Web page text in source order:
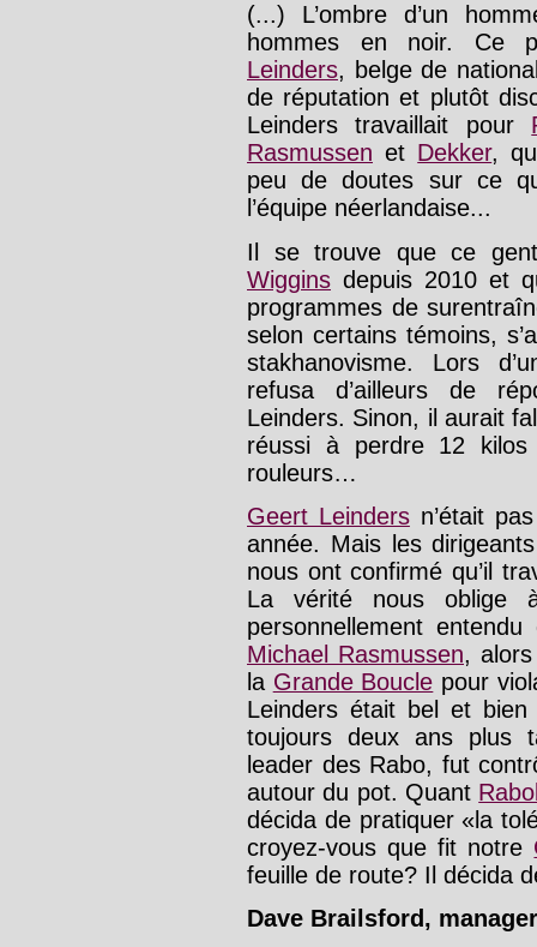
(...) L’ombre d’un
hommes en noir. Ce
Leinders, belge de
de réputation et plutôt
Leinders travaillait pour
Rasmussen et Dekker,
peu de doutes sur ce
l’équipe néerlandaise...
Il se trouve que ce
Wiggins depuis 2010 et
programmes de
selon certains témoins,
stakhanovisme. Lors
refusa d’ailleurs de
Leinders. Sinon, il aurait
réussi à perdre 12
rouleurs…
Geert Leindersn’était
année. Mais les
nous ont confirmé qu’il
La vérité nous oblige
personnellement
Michael Rasmussen,
la Grande Boucle pour
Leinders était bel et
toujours deux ans plus
leader des Rabo, fut
autour du pot. Quant
décida de pratiquer «la
croyez-vous que fit notre
feuille de route? Il décida
Dave Brailsford,